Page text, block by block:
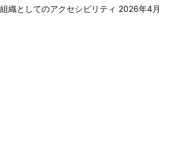
織としてのアクセシビリティ 2026年4月